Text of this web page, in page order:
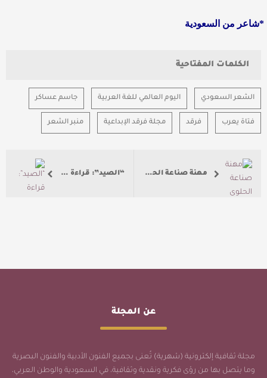
*‏شاعر من السعودية
الكلمات المفتاحية
الشعر السعودي اليوم العالمي للغة العربية جاسم عساكر
فتاة يعرب فرقد مجلة فرقد الإبداعية منبر الشعر
مهنة صناعة الحلوى العُمانيّة “الصيد”: قراءة فنية للوحة
عن المجلة
مجلة ثقافية إلكترونية (شهرية) تُعنى بجميع الفنون الأدبية والفنون البصرية
وما يتصل بها من رؤى فكرية ونقدية وثقافية، في السعودية والوطن العربي،